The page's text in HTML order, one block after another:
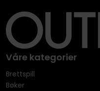
Våre kategorier
Brettspill
Bøker